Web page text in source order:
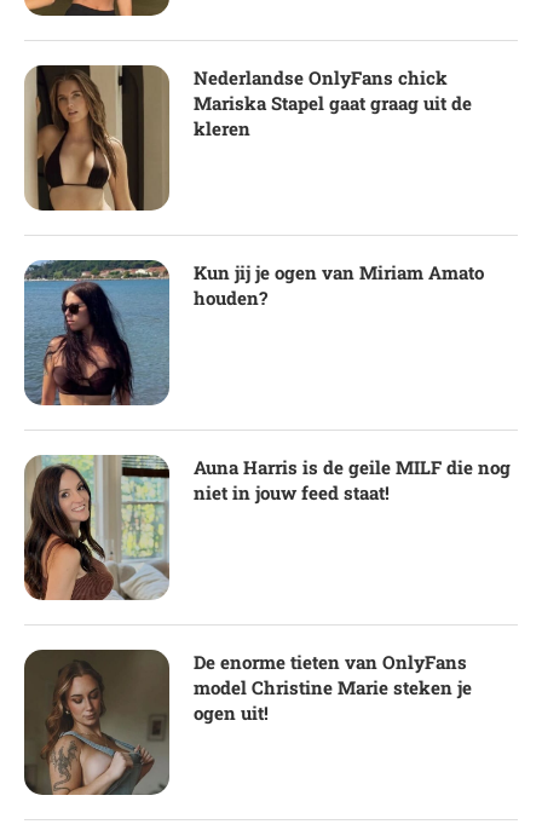
Nederlandse OnlyFans chick
Mariska Stapel gaat graag uit de
kleren
Kun jij je ogen van Miriam Amato
houden?
Auna Harris is de geile MILF die nog
niet in jouw feed staat!
De enorme tieten van OnlyFans
model Christine Marie steken je
ogen uit!